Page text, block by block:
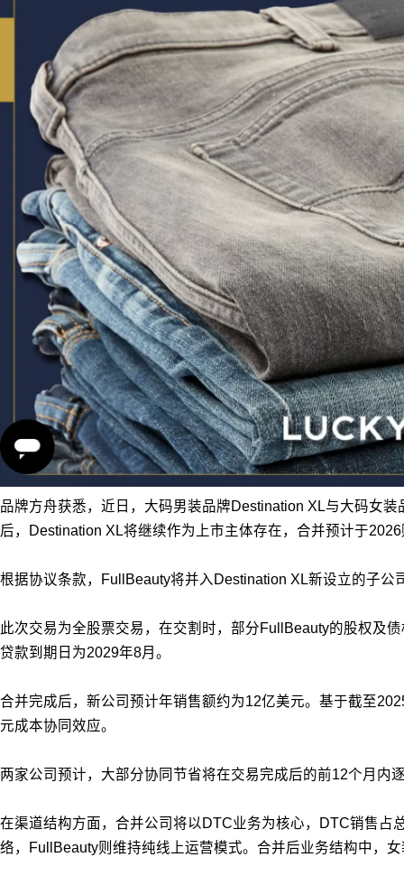
品牌方舟获悉，近日，大码男装品牌Destination XL与大码女
后，Destination XL将继续作为上市主体存在，合并预计于
根据协议条款，FullBeauty将并入Destination XL新设立的子
此次交易为全股票交易，在交割时，部分FullBeauty的股权及
贷款到期日为2029年8月。
合并完成后，新公司预计年销售额约为12亿美元。基于截至
元成本协同效应。
两家公司预计，大部分协同节省将在交易完成后的前12个月内
在渠道结构方面，合并公司将以DTC业务为核心，DTC销售
络，FullBeauty则维持纯线上运营模式。合并后业务结构中，